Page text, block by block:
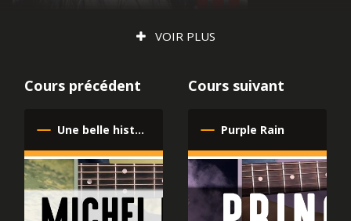
Artiste : U2
Album : War
Sortie le : 28-02-1983
VOIR PLUS
Cours suivant
Purple Rain
Cours précédent
Une belle histoire